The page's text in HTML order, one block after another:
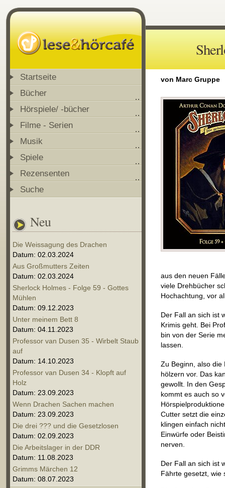
Startseite
Bücher
Hörspiele/ -bücher
Filme - Serien
Musik
Spiele
Rezensenten
Suche
Neu
Die Weissagung des Drachen
Datum: 02.03.2024
Aus Großmutters Zeiten
Datum: 02.03.2024
Sherlock Holmes - Folge 59 - Gottes
Mühlen
Datum: 09.12.2023
Unter meinem Bett 8
Datum: 04.11.2023
Professor van Dusen 35 - Wirbelt Staub
auf
Datum: 14.10.2023
Professor van Dusen 34 - Klopft auf
Holz
Datum: 23.09.2023
Wenn Drachen Sachen machen
Datum: 23.09.2023
Die drei ??? und die Gesetzlosen
Datum: 02.09.2023
Die Arbeitslager in der DDR
Datum: 11.08.2023
Grimms Märchen 12
Datum: 08.07.2023
von Marc Gruppe
aus den neuen
viele Drehbücher
Hochachtung, vor
Der Fall an sich ist
Krimis geht. Bei
bin von der Serie
lassen.
Zu Beginn, also die
hölzern vor. Das
gewollt. In den
kommt es auch so
Cutter setzt die
klingen einfach
Einwürfe oder
nerven.
Der Fall an sich ist
Fährte gesetzt, wie